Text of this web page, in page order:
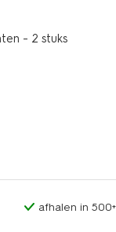
- 2 stuks
afhalen in